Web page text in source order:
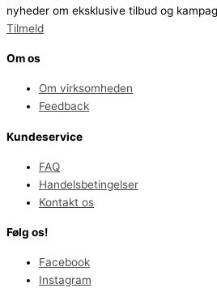
nyheder om eksklusive tilbud og
Tilmeld
Om os
Om virksomheden
Feedback
Kundeservice
FAQ
Handelsbetingelser
Kontakt os
Følg os!
Facebook
Instagram